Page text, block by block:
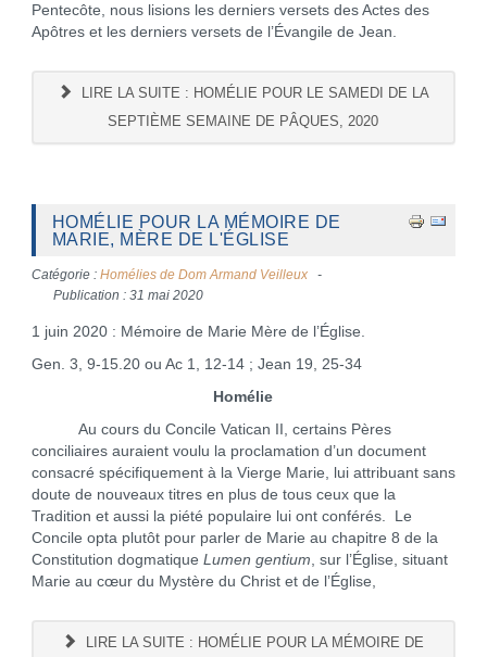
Pentecôte, nous lisions les derniers versets des Actes des
Apôtres et les derniers versets de l’Évangile de Jean.
LIRE LA SUITE : HOMÉLIE POUR LE SAMEDI DE LA
SEPTIÈME SEMAINE DE PÂQUES, 2020
HOMÉLIE POUR LA MÉMOIRE DE
MARIE, MÈRE DE L'ÉGLISE
Catégorie : Homélies de Dom Armand Veilleux
Publication : 31 mai 2020
1 juin 2020 : Mémoire de Marie Mère de l’Église.
Gen. 3, 9-15.20 ou Ac 1, 12-14 ; Jean 19, 25-34
Homélie
Au cours du Concile Vatican II, certains Pères
conciliaires auraient voulu la proclamation d’un document
consacré spécifiquement à la Vierge Marie, lui attribuant sans
doute de nouveaux titres en plus de tous ceux que la
Tradition et aussi la piété populaire lui ont conférés. Le
Concile opta plutôt pour parler de Marie au chapitre 8 de la
Constitution dogmatique Lumen gentium, sur l’Église, situant
Marie au cœur du Mystère du Christ et de l’Église,
LIRE LA SUITE : HOMÉLIE POUR LA MÉMOIRE DE